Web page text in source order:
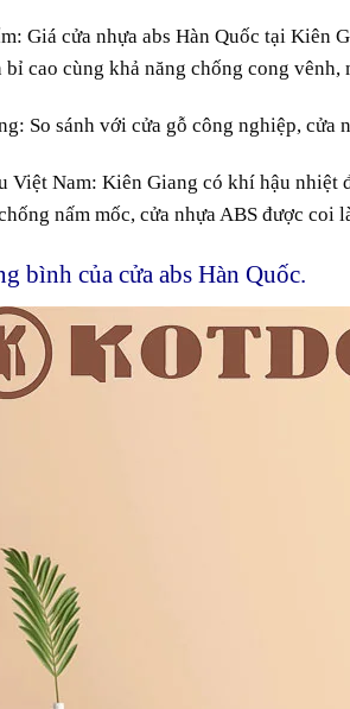
: Giá cửa nhựa abs Hàn Quốc tại Kiên
bỉcao cùng khả năng chống cong vênh,
: So sánhvới cửa gỗ công nghiệp, cửa
Việt Nam: Kiên Giang có khí hậu nhiệt
nấm mốc, cửa nhựa ABS được coi
bình của cửa abs Hàn Quốc.